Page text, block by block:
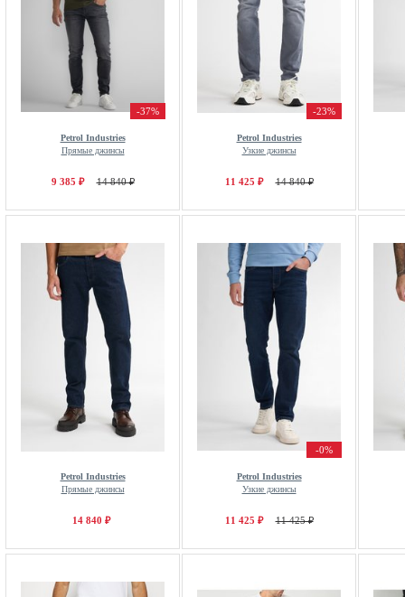
-37%
Petrol Industries
Прямые джинсы
9 385 ₽ 14 840 ₽
-23%
Petrol Industries
Узкие джинсы
11 425 ₽ 14 840 ₽
Petrol Industries
Прямые джинсы
14 840 ₽
-0%
Petrol Industries
Узкие джинсы
11 425 ₽ 11 425 ₽